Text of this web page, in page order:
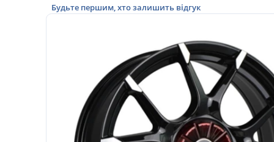
Будьте першим, хто залишить відгук